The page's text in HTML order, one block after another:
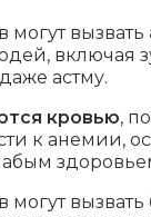
могут вызвать
включая
астму.
кровью,
к анемии,
могут вызвать